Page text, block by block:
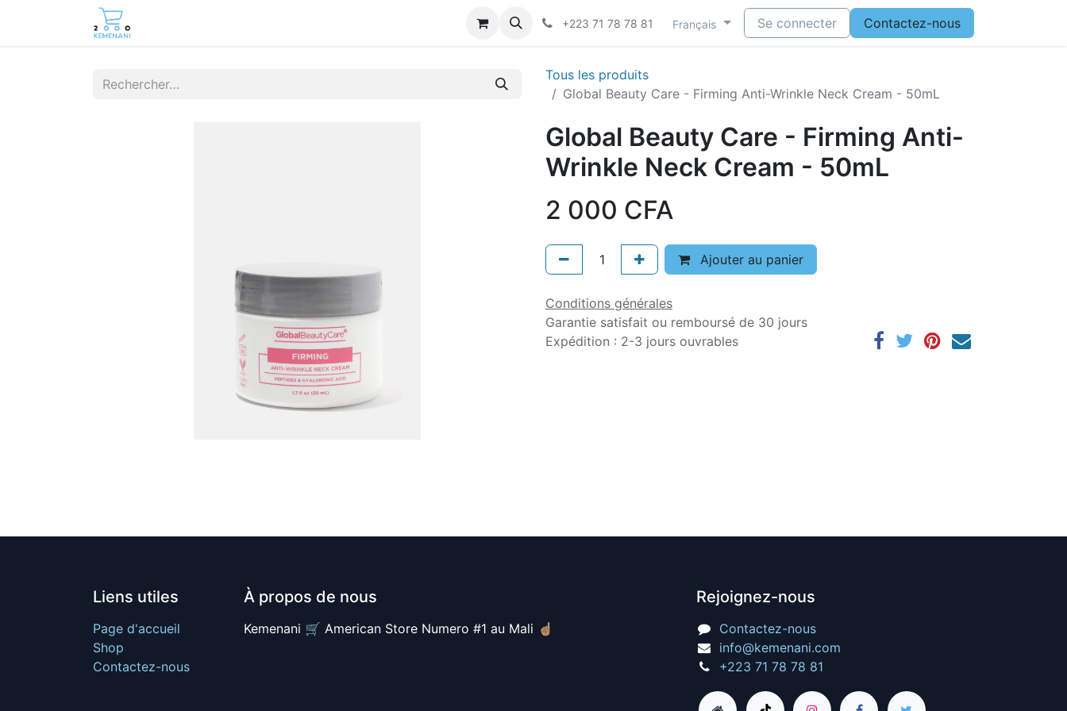
+223 71 78 78 81 Français Se connecter Contactez-nous
Tous les produits
Global Beauty Care - Firming Anti-Wrinkle Neck Cream - 50mL
Global Beauty Care - Firming Anti-
Wrinkle Neck Cream - 50mL
2 000 CFA
Ajouter au panier
Conditions générales
Garantie satisfait ou remboursé de 30 jours
Expédition : 2-3 jours ouvrables
Liens utiles
Page d'accueil
Shop
Contactez-nous
À propos de nous
Kemenani 🛒 American Store Numero #1 au Mali ☝🏽
Rejoignez-nous
Contactez-nous
info@kemenani.com
+223 71 78 78 81